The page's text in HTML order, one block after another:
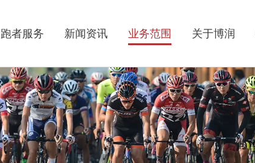
跑者服务 新闻资讯 业务范围 关于博润